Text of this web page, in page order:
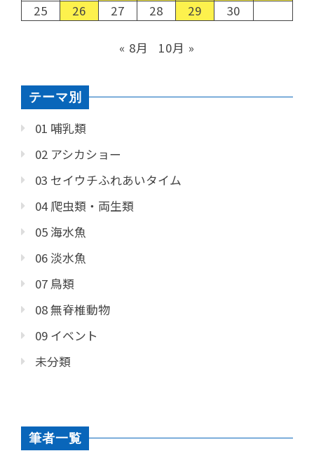
25
26 27 28 29 30
« 8月 10月 »
テーマ別
01 哺乳類
02 アシカショー
03 セイウチふれあいタイム
04 爬虫類・両生類
05 海水魚
06 淡水魚
07 鳥類
08 無脊椎動物
09 イベント
未分類
筆者一覧